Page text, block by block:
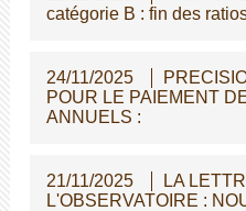
catégorie B : fin des
24/11/2025
POUR LE PAIEMENT
ANNUELS :
21/11/2025
LA
L'OBSERVATOIRE :